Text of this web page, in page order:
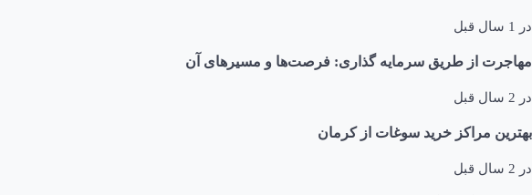
در 1 سال قبل
مهاجرت از طریق سرمایه گذاری: فرصت‌ها و مسیرهای آن
در 2 سال قبل
بهترین مراکز خرید سوغات از کرمان
در 2 سال قبل